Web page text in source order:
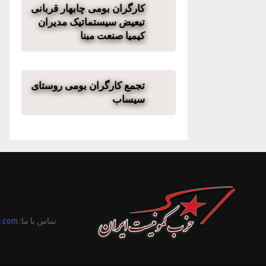
کارگران بومی چابهار قربانی
تبعیض سیستماتیک مدیران
کیمیا صنعت مبنا
تجمع کارگران بومی روستای
سیساب
تماس با ما: